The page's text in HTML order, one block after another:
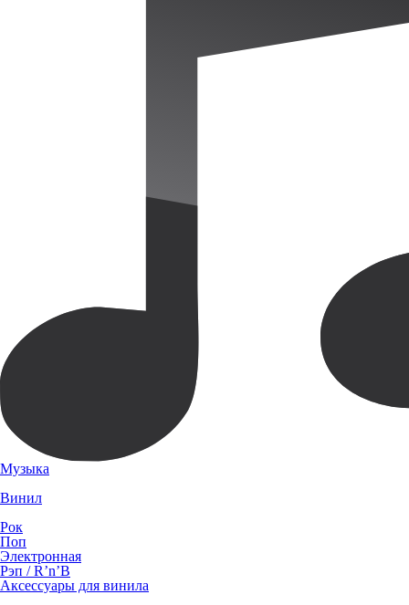
Музыка
Винил
Рок
Поп
Электронная
Рэп / R’n’B
Аксессуары для винила